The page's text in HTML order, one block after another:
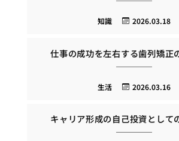
2026.03.18
知識
仕事の成功を左右する歯列矯正
2026.03.16
生活
キャリア形成の自己投資として